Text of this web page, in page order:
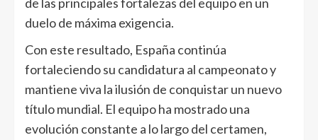
duelo de máxima exigencia.
Con este resultado, España continúa
fortaleciendo su candidatura al campeonato y
mantiene viva la ilusión de conquistar un nuevo
título mundial. El equipo ha mostrado una
evolución constante a lo largo del certamen,